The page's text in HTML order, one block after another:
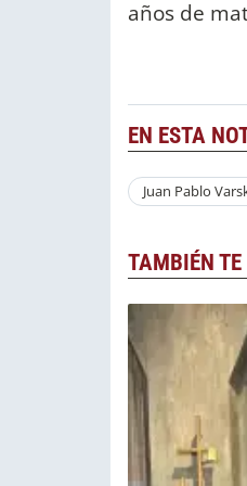
años de
EN ESTA
Juan Pablo
TAMBIÉN TE